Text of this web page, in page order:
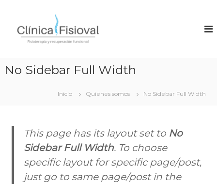
v
l
i
s
o
t
a
F
s
r
a
p
i
e
No Sidebar Full Width
Inicio Quienes somos No Sidebar Full Width
This page has its layout set to No
Sidebar Full Width. To choose
specific layout for specific page/post,
just go to same page/post in the